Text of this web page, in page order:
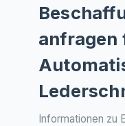
anfragen
Informationen zu